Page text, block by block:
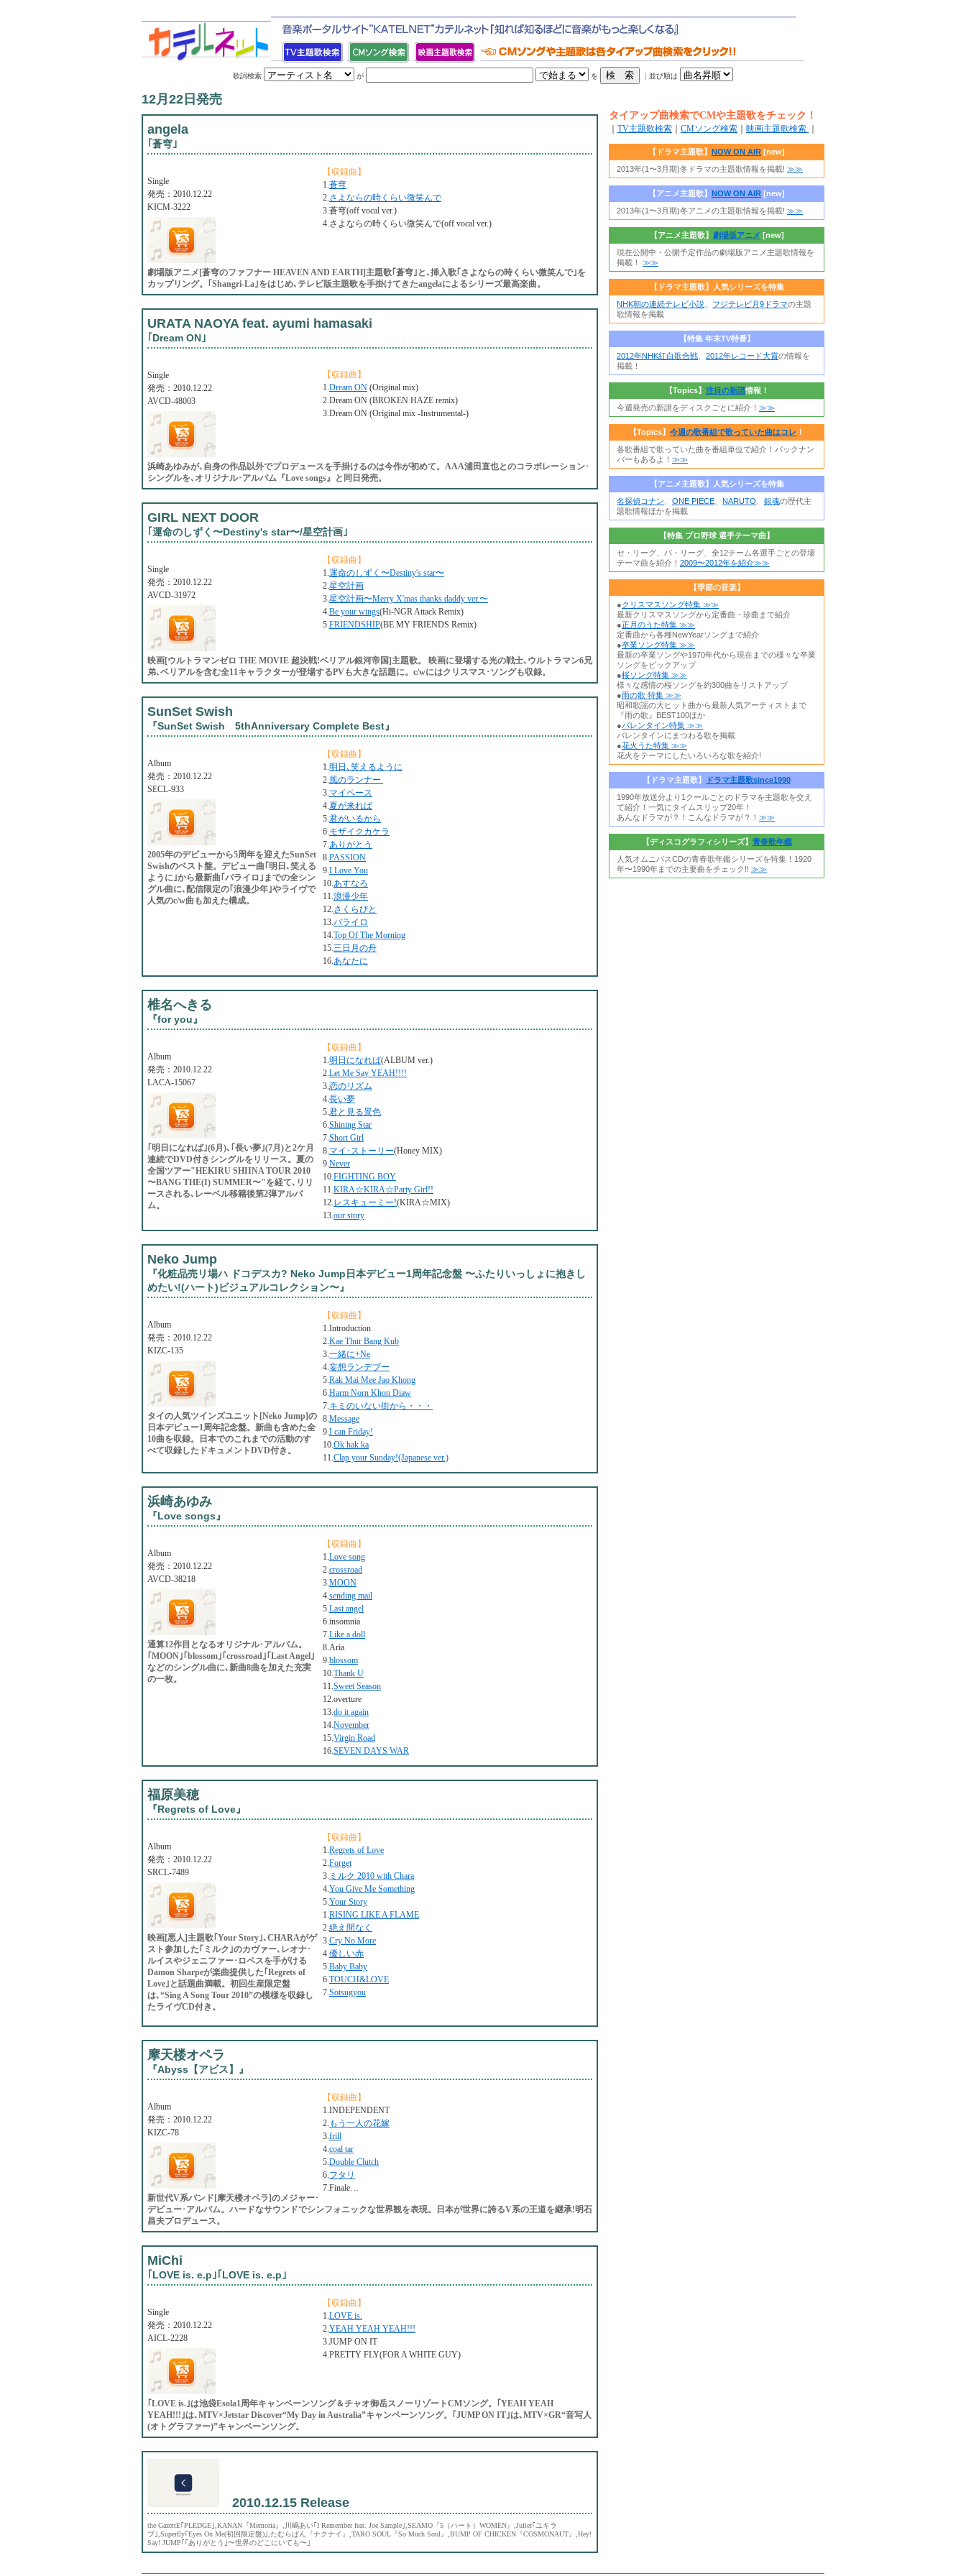
歌詞検索 が を ｜ 並び順は
12月22日発売
angela
｢蒼穹｣
【収録曲】
1.蒼穹
2.さよならの時くらい微笑んで
3.蒼穹(off vocal ver.)
4.さよならの時くらい微笑んで(off vocal ver.)
Single
発売：2010.12.22
KICM-3222
劇場版アニメ[蒼穹のファフナー HEAVEN AND EARTH]主題歌｢蒼穹｣と､挿入歌｢さよならの時くらい微笑んで｣を
カップリング。｢Shangri-La｣をはじめ､テレビ版主題歌を手掛けてきたangelaによるシリーズ最高楽曲。
URATA NAOYA feat. ayumi hamasaki
｢Dream ON｣
【収録曲】
1.Dream ON (Original mix)
2.Dream ON (BROKEN HAZE remix)
3.Dream ON (Original mix -Instrumental-)
Single
発売：2010.12.22
AVCD-48003
浜崎あゆみが､自身の作品以外でプロデュースを手掛けるのは今作が初めて。AAA浦田直也とのコラボレーション･
シングルを､オリジナル･アルバム『Love songs』と同日発売。
GIRL NEXT DOOR
｢運命のしずく〜Destiny's star〜/星空計画｣
【収録曲】
1.運命のしずく〜Destiny's star〜
2.星空計画
3.星空計画〜Merry X'mas thanks daddy ver.〜
4.Be your wings(Hi-NGR Attack Remix)
5.FRIENDSHIP(BE MY FRIENDS Remix)
Single
発売：2010.12.22
AVCD-31972
映画[ウルトラマンゼロ THE MOVIE 超決戦!ベリアル銀河帝国]主題歌。 映画に登場する光の戦士､ウルトラマン6兄
弟､ベリアルを含む全11キャラクターが登場するPVも大きな話題に。c/wにはクリスマス･ソングも収録。
SunSet Swish
『SunSet Swish 5thAnniversary Complete Best』
【収録曲】
1.明日､笑えるように
2.風のランナー
3.マイペース
4.夏が来れば
5.君がいるから
6.モザイクカケラ
7.ありがとう
8.PASSION
9.I Love You
10.あすなろ
11.浪漫少年
12.さくらびと
13.バライロ
14.Top Of The Morning
15.三日月の舟
16.あなたに
Album
発売：2010.12.22
SECL-933
2005年のデビューから5周年を迎えたSunSet
Swishのベスト盤。デビュー曲｢明日､笑える
ように｣から最新曲｢バライロ｣までの全シン
グル曲に､配信限定の｢浪漫少年｣やライヴで
人気のc/w曲も加えた構成。
椎名へきる
『for you』
【収録曲】
1.明日になれば(ALBUM ver.)
2.Let Me Say YEAH!!!!
3.恋のリズム
4.長い夢
5.君と見る景色
6.Shining Star
7.Short Girl
8.マイ･ストーリー(Honey MIX)
9.Never
10.FIGHTING BOY
11.KIRA☆KIRA☆Party Girl!!
12.レスキューミー!(KIRA☆MIX)
13.our story
Album
発売：2010.12.22
LACA-15067
｢明日になれば｣(6月)､｢長い夢｣(7月)と2ケ月
連続でDVD付きシングルをリリース。夏の
全国ツアー"HEKIRU SHIINA TOUR 2010
〜BANG THE(I) SUMMER〜"を経て､リリ
ースされる､レーベル移籍後第2弾アルバ
ム。
Neko Jump
『化粧品売リ場ハ ドコデスカ? Neko Jump日本デビュー1周年記念盤 〜ふたりいっしょに抱きし
めたい!(ハート)ビジュアルコレクション〜』
【収録曲】
1.Introduction
2.Kae Thur Bang Kub
3.一緒に+Ne
4.妄想ランデブー
5.Rak Mai Mee Jao Khong
6.Harm Norn Khon Diaw
7.キミのいない街から・・・
8.Message
9.I can Friday!
10.Ok hak ka
11.Clap your Sunday!(Japanese ver.)
Album
発売：2010.12.22
KIZC-135
タイの人気ツインズユニット[Neko Jump]の
日本デビュー1周年記念盤。新曲も含めた全
10曲を収録。日本でのこれまでの活動のす
べて収録したドキュメントDVD付き。
浜崎あゆみ
『Love songs』
【収録曲】
1.Love song
2.crossroad
3.MOON
4.sending mail
5.Last angel
6.insomnia
7.Like a doll
8.Aria
9.blossom
10.Thank U
11.Sweet Season
12.overture
13.do it again
14.November
15.Virgin Road
16.SEVEN DAYS WAR
Album
発売：2010.12.22
AVCD-38218
通算12作目となるオリジナル･アルバム。
｢MOON｣｢blossom｣｢crossroad｣｢Last Angel｣
などのシングル曲に､新曲8曲を加えた充実
の一枚。
福原美穂
『Regrets of Love』
【収録曲】
1.Regrets of Love
2.Forget
3. ミルク 2010 with Chara
4.You Give Me Something
5.Your Story
1.RISING LIKE A FLAME
2.絶え間なく
3.Cry No More
4.優しい赤
5.Baby Baby
6.TOUCH&LOVE
7.Sotsugyou
Album
発売：2010.12.22
SRCL-7489
映画[悪人]主題歌｢Your Story｣､CHARAがゲ
スト参加した｢ミルク｣のカヴァー､レオナ･
ルイスやジェニファー･ロペスを手がける
Damon Sharpeが楽曲提供した｢Regrets of
Love｣と話題曲満載。初回生産限定盤
は､“Sing A Song Tour 2010”の模様を収録し
たライヴCD付き。
摩天楼オペラ
『Abyss【アビス】』
【収録曲】
1.INDEPENDENT
2. もう一人の花嫁
3.frill
4.coal tar
5.Double Clutch
6.フタリ
7.Finale…
Album
発売：2010.12.22
KIZC-78
新世代V系バンド[摩天楼オペラ]のメジャー･
デビュー･アルバム。ハードなサウンドでシンフォニックな世界観を表現。日本が世界に誇るV系の王道を継承!明石
昌夫プロデュース。
MiChi
｢LOVE is. e.p｣｢LOVE is. e.p｣
【収録曲】
1.LOVE is.
2.YEAH YEAH YEAH!!!
3.JUMP ON IT
4.PRETTY FLY(FOR A WHITE GUY)
Single
発売：2010.12.22
AICL-2228
｢LOVE is.｣は池袋Esola1周年キャンペーンソング＆チャオ御岳スノーリゾートCMソング。｢YEAH YEAH
YEAH!!!｣は､MTV×Jetstar Discover“My Day in Australia”キャンペーンソング。｢JUMP ON IT｣は､MTV×GR“音写人
(オトグラファー)”キャンペーンソング。
2010.12.15 Release
the GazettE｢PLEDGE｣,KANAN『Memoria』,川嶋あい｢I Remember feat. Joe Sample｣,SEAMO『5（ハート）WOMEN』,Juliet｢ユキラ
ブ｣,Superfly｢Eyes On Me(初回限定盤)｣,たむらぱん『ナクナイ』,TARO SOUL『So Much Soul』,BUMP OF CHICKEN『COSMONAUT』,Hey!
Say! JUMP｢｢ありがとう｣〜世界のどこにいても〜｣
タイアップ曲検索でCMや主題歌をチェック！
TV主題歌検索 CMソング検索 映画主題歌検索
【ドラマ主題歌】 NOW ON AIR [new]
2013年(1〜3月期)冬ドラマの主題歌情報を掲載! ≫≫
【アニメ主題歌】 NOW ON AIR [new]
2013年(1〜3月期)冬アニメの主題歌情報を掲載! ≫≫
【アニメ主題歌】 劇場版アニメ [new]
現在公開中・公開予定作品の劇場版アニメ主題歌情報を
掲載！ ≫≫
【ドラマ主題歌】人気シリーズを特集
NHK朝の連続テレビ小説
フジテレビ月9ドラマの主題
歌情報を掲載
【特集 年末TV特番】
2012年NHK紅白歌合戦
2012年レコード大賞の情報を
掲載！
【Topics】 注目の新譜情報！
今週発売の新譜をディスクごとに紹介！ ≫≫
【Topics】 今週の歌番組で歌っていた曲はコレ ！
各歌番組で歌っていた曲を番組単位で紹介！バックナン
バーもあるよ！ ≫≫
【アニメ主題歌】人気シリーズを特集
名探偵コナン
ONE PIECE NARUTO 銀魂の歴代主
題歌情報ほかを掲載
【特集 プロ野球 選手テーマ曲】
セ・リーグ、パ・リーグ、全12チーム各選手ごとの登場
テーマ曲を紹介！ 2009〜2012年を紹介≫≫
【季節の音楽】
●クリスマスソング特集 ≫≫
最新クリスマスソングから定番曲・珍曲まで紹介
●正月のうた特集 ≫≫
定番曲から各種NewYearソングまで紹介
●卒業ソング特集 ≫≫
最新の卒業ソングや1970年代から現在までの様々な卒業
ソングをピックアップ
●桜ソング特集 ≫≫
様々な感情の桜ソングを約300曲をリストアップ
●雨の歌 特集 ≫≫
昭和歌謡の大ヒット曲から最新人気アーティストまで
『雨の歌』BEST100ほか
●バレンタイン特集 ≫≫
バレンタインにまつわる歌を掲載
●花火うた特集 ≫≫
花火をテーマにしたいろいろな歌を紹介!
【ドラマ主題歌】
ドラマ主題歌since1990
1990年放送分より1クールごとのドラマを主題歌を交え
て紹介！一気にタイムスリップ20年！
あんなドラマが？！こんなドラマが？！ ≫≫
【ディスコグラフィシリーズ】 青春歌年鑑
人気オムニバスCDの青春歌年鑑シリーズを特集！1920
年〜1990年までの主要曲をチェック!! ≫≫